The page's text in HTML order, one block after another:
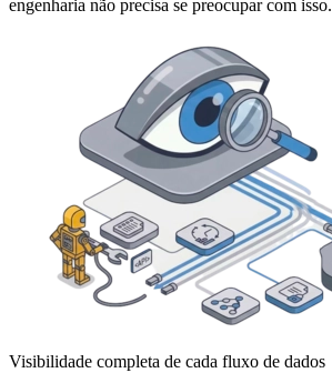
engenharia não precisa se preocupar com isso.
Visibilidade completa de cada fluxo de dados